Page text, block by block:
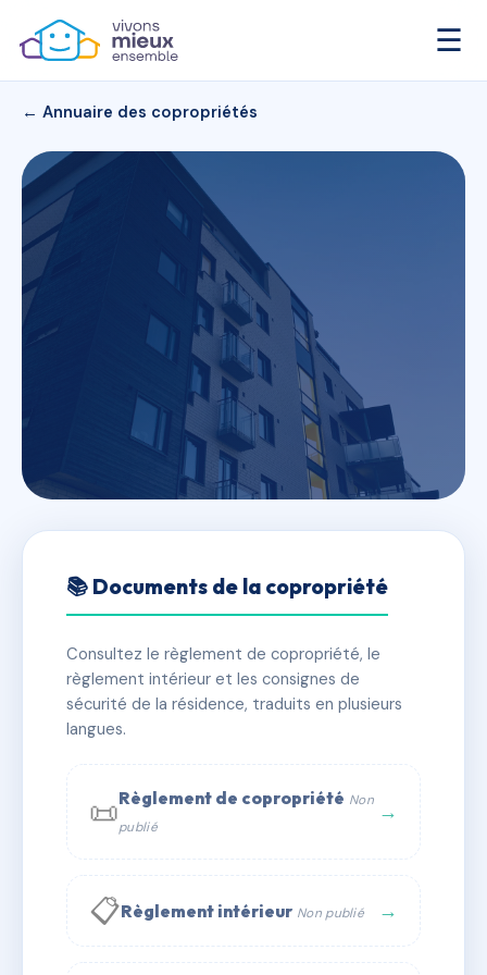
☰
← Annuaire des copropriétés
SDC 33 rue du Faubourg du
Courreau
📍 33 r du fbg du courreau 34000 Montpellier
✓ Immatriculée 🏠 22 lots 🏗 1 bâtiment(s)
📞 Contacter Syndic Digital 💬 WhatsApp
✉ Email
📚 Documents de la copropriété
Consultez le règlement de copropriété, le
règlement intérieur et les consignes de
sécurité de la résidence, traduits en plusieurs
langues.
📜Règlement de copropriété Non
publié
→
📋Règlement intérieur Non publié →